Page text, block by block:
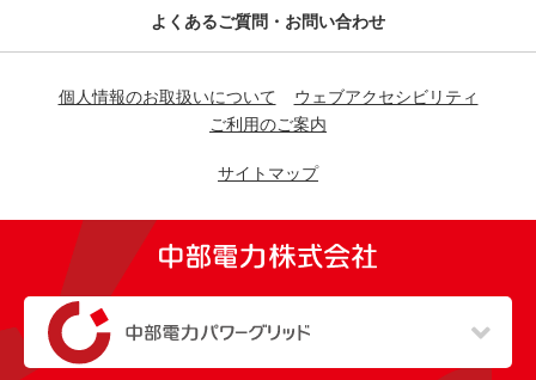
よくあるご質問・お問い合わせ
個人情報のお取扱いについて
ウェブアクセシビリティ
ご利用のご案内
サイトマップ
（新しいウィンドウを開きます）